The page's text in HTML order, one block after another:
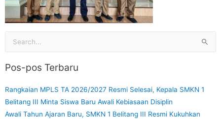
Cari
Pos-pos Terbaru
Rangkaian MPLS TA 2026/2027 Resmi Selesai, Kepala SMKN 1
Belitang III Minta Siswa Baru Awali Kebiasaan Disiplin
Awali Tahun Ajaran Baru, SMKN 1 Belitang III Resmi Kukuhkan